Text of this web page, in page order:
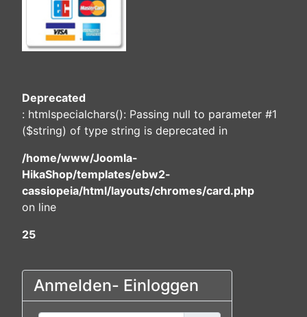
Deprecated
: htmlspecialchars(): Passing null to parameter #1
($string) of type string is deprecated in
/home/www/Joomla-
HikaShop/templates/ebw2-
cassiopeia/html/layouts/chromes/card.php
on line
25
Anmelden- Einloggen